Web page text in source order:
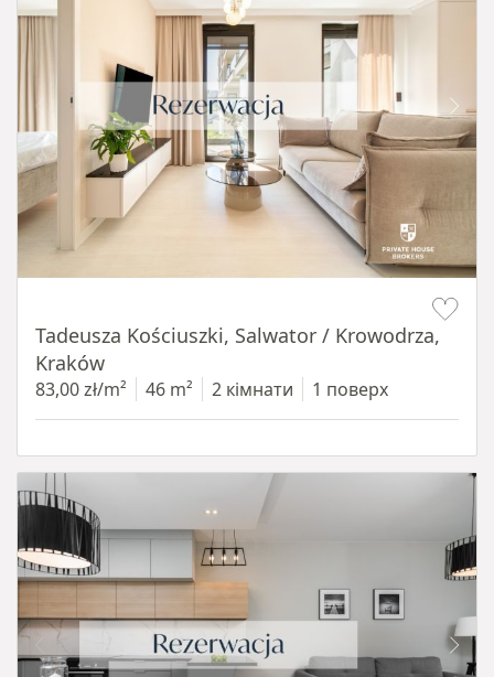
Tadeusza Kościuszki, Salwator / Krowodrza,
Kraków
83,00 zł/m² 46 m² 2 кімнати 1 поверх